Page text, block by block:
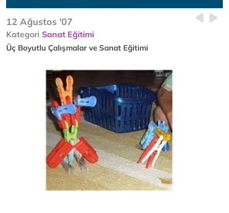
12 Ağustos '07
Kategori Sanat Eğitimi
Üç Boyutlu Çalışmalar ve Sanat Eğitimi